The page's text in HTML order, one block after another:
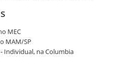
MEC
MAM/SP
Individual, na Columbia